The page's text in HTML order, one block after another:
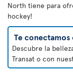
North tiene para
hockey!
Te conectamos
Descubre la
Transat o con